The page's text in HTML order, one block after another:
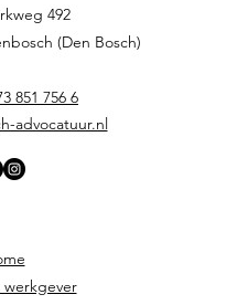
492
(Den Bosch)
851 756 6
advocatuur.nl
werkgever